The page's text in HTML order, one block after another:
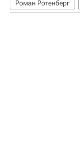
Роман Ротенберг